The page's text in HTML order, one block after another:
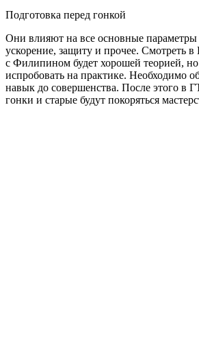
Подготовка перед гонкой
Они влияют на все основные параметры
ускорение, защиту и прочее. Смотреть
с Филипином будет хорошей теорией,
испробовать на практике. Необходимо
навык до совершенства. После этого в
гонки и старые будут покоряться